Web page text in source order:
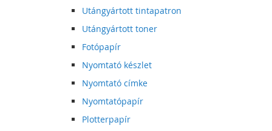
Utángyártott tintapatron
Utángyártott toner
Fotópapír
Nyomtató készlet
Nyomtató címke
Nyomtatópapír
Plotterpapír